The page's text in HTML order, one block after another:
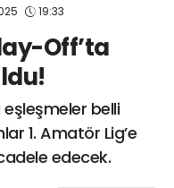
19:33
Off’ta
belli
1. Amatör Lig’e
edecek.